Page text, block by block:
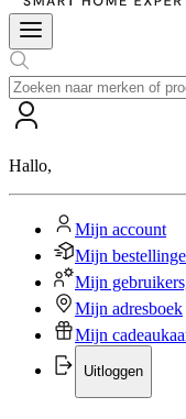
Hallo,
Mijn account
Mijn
Mijn
Mijn adresboek
Mijn
Uitloggen